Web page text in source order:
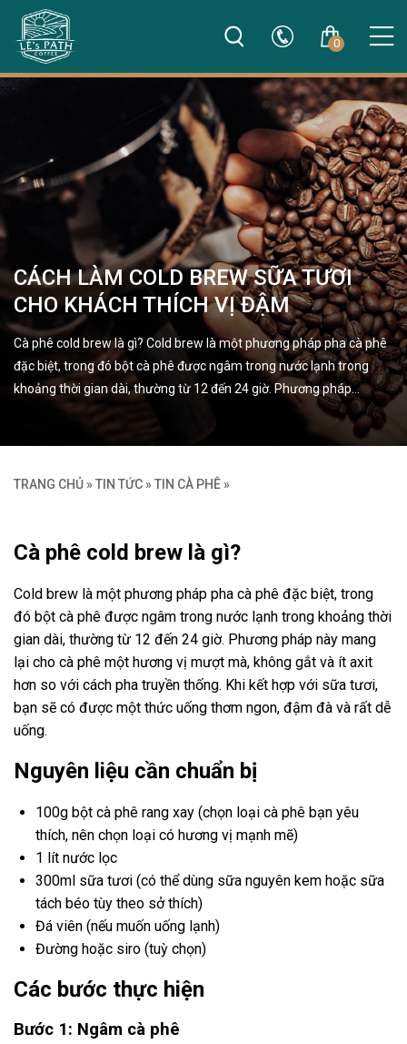
0
CÁCH LÀM COLD BREW SỮA TƯƠI
CHO KHÁCH THÍCH VỊ ĐẬM
Cà phê cold brew là gì? Cold brew là một phương pháp pha cà phê
đặc biệt, trong đó bột cà phê được ngâm trong nước lạnh trong
khoảng thời gian dài, thường từ 12 đến 24 giờ. Phương pháp…
TRANG CHỦ » TIN TỨC » TIN CÀ PHÊ »
Cà phê cold brew là gì?
Cold brew là một phương pháp pha cà phê đặc biệt, trong
đó bột cà phê được ngâm trong nước lạnh trong khoảng thời
gian dài, thường từ 12 đến 24 giờ. Phương pháp này mang
lại cho cà phê một hương vị mượt mà, không gắt và ít axit
hơn so với cách pha truyền thống. Khi kết hợp với sữa tươi,
bạn sẽ có được một thức uống thơm ngon, đậm đà và rất dễ
uống.
Nguyên liệu cần chuẩn bị
100g bột cà phê rang xay (chọn loại cà phê bạn yêu
thích, nên chọn loại có hương vị mạnh mẽ)
1 lít nước lọc
300ml sữa tươi (có thể dùng sữa nguyên kem hoặc sữa
tách béo tùy theo sở thích)
Đá viên (nếu muốn uống lạnh)
Đường hoặc siro (tuỳ chọn)
Các bước thực hiện
Bước 1: Ngâm cà phê